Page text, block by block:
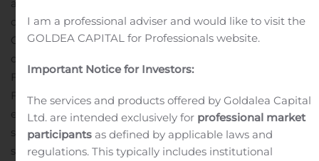
a acquis 100 pour cent des actions émises et en
circulation de The Good Company GmbH (« The Good
Company »). The Good Company est la société mère du
distributeur allemand de cannabis médical dans l’UE,
Farmako GmbH (« Farmako »).
Farmako est l’un des principaux distributeurs
européens de cannabis médical. Son siège social est
situé à Francfort, en Allemagne, et ses sociétés affiliées
sont situées au Royaume-Uni, au Luxembourg et au
I am a professional adviser and would like to visit the
GOLDEA CAPITAL for Professionals website.
Important Notice for Investors:
The services and products offered by Goldalea Capital
Ltd. are intended exclusively for professional market
participants as defined by applicable laws and
regulations. This typically includes institutional